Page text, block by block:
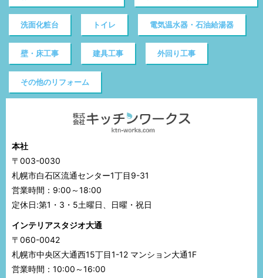
洗面化粧台 トイレ 電気温水器・石油給湯器
壁・床工事 建具工事 外回り工事
その他のリフォーム
本社
〒003-0030
札幌市白石区流通センター1丁目9-31
営業時間：9:00～18:00
定休日:第1・3・5土曜日、日曜・祝日
インテリアスタジオ大通
〒060-0042
札幌市中央区大通西15丁目1-12 マンション大通1F
営業時間：10:00～16:00